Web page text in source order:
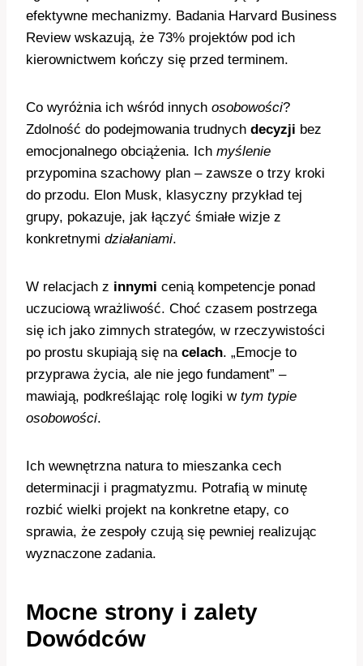
efektywne mechanizmy. Badania Harvard Business
Review wskazują, że 73% projektów pod ich
kierownictwem kończy się przed terminem.
Co wyróżnia ich wśród innych osobowości?
Zdolność do podejmowania trudnych decyzji bez
emocjonalnego obciążenia. Ich myślenie
przypomina szachowy plan – zawsze o trzy kroki
do przodu. Elon Musk, klasyczny przykład tej
grupy, pokazuje, jak łączyć śmiałe wizje z
konkretnymi działaniami.
W relacjach z innymi cenią kompetencje ponad
uczuciową wrażliwość. Choć czasem postrzega
się ich jako zimnych strategów, w rzeczywistości
po prostu skupiają się na celach. „Emocje to
przyprawa życia, ale nie jego fundament” –
mawiają, podkreślając rolę logiki w tym typie
osobowości.
Ich wewnętrzna natura to mieszanka cech
determinacji i pragmatyzmu. Potrafią w minutę
rozbić wielki projekt na konkretne etapy, co
sprawia, że zespoły czują się pewniej realizując
wyznaczone zadania.
Mocne strony i zalety
Dowódców